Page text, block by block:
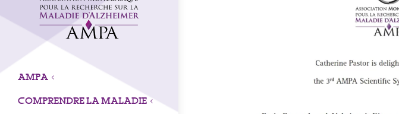
AMPA 3
COMPRENDRE LA MALADIE 3